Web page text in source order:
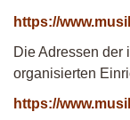
https://
Die Adressen der
organisierten
https://